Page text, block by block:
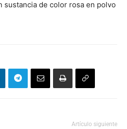
sustancia de color rosa en polvo
Artículo siguiente